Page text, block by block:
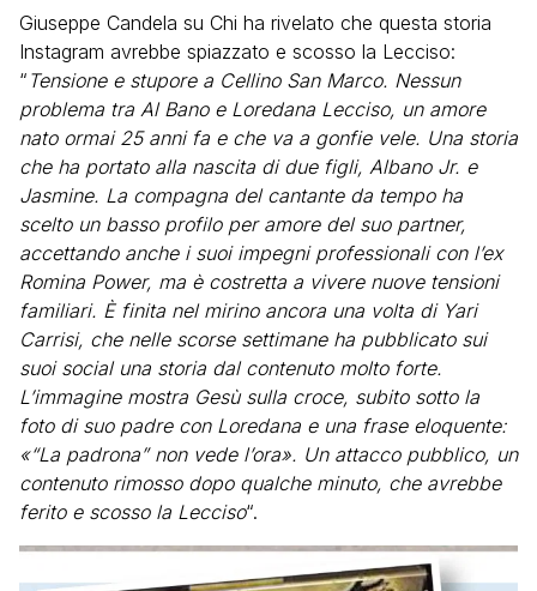
Giuseppe Candela su Chi ha rivelato che questa storia
Instagram avrebbe spiazzato e scosso la Lecciso:
“ Tensione e stupore a Cellino San Marco. Nessun
problema tra Al Bano e Loredana Lecciso, un amore
nato ormai 25 anni fa e che va a gonfie vele. Una storia
che ha portato alla nascita di due figli, Albano Jr. e
Jasmine. La compagna del cantante da tempo ha
scelto un basso profilo per amore del suo partner,
accettando anche i suoi impegni professionali con l’ex
Romina Power, ma è costretta a vivere nuove tensioni
familiari. È finita nel mirino ancora una volta di Yari
Carrisi, che nelle scorse settimane ha pubblicato sui
suoi social una storia dal contenuto molto forte.
L’immagine mostra Gesù sulla croce, subito sotto la
foto di suo padre con Loredana e una frase eloquente:
«“La padrona” non vede l’ora». Un attacco pubblico, un
contenuto rimosso dopo qualche minuto, che avrebbe
ferito e scosso la Lecciso“.